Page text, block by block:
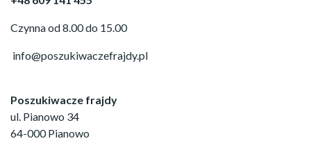
Czynna od 8.00 do 15.00
info@poszukiwaczefrajdy.pl
Poszukiwacze frajdy
ul. Pianowo 34
64-000 Pianowo